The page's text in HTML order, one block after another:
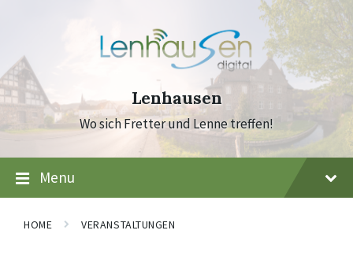
Lenhausen
Wo sich Fretter und Lenne treffen!
Menu
HOME VERANSTALTUNGEN